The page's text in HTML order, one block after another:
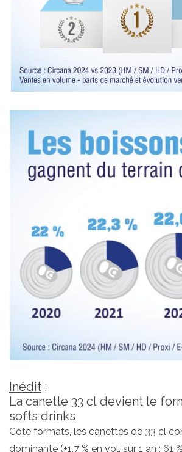
Inédit :
La canette 33 cl devient le
softs drinks
Côté formats, les canettes de 33 cl
dominante (+1,7 % en vol. sur 1 an ; 61